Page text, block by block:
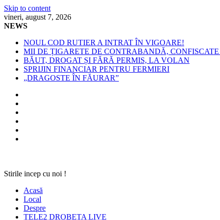
Skip to content
vineri, august 7, 2026
NEWS
NOUL COD RUTIER A INTRAT ÎN VIGOARE!
MII DE ȚIGARETE DE CONTRABANDĂ,
BĂUT, DROGAT ȘI FĂRĂ PERMIS, LA VOLAN
SPRIJIN FINANCIAR PENTRU FERMIERI
„DRAGOSTE ÎN FĂURAR”
Stirile incep cu noi !
Acasă
Local
Despre
TELE2 DROBETA LIVE